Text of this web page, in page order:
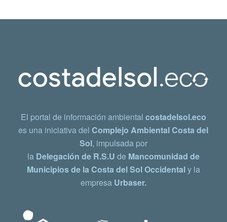
El portal de información ambiental costadelsol.eco
es una iniciativa delComplejo Ambiental Costa del
Sol, impulsada por
la Delegación de R.S.U de Mancomunidad de
Municipios de la Costa del Sol Occidentaly la
empresa Urbaser.